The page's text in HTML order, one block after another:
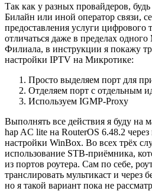
Так как у разных провайдеров,
Билайн или иной оператор связи,
предоставления услуги цифрового
отличаться даже в пределах
Филиала, в инструкции я покажу
настройки IPTV на Микротике:
Просто выделяем порт для
Отделяем порт с отдельным
Используем IGMP-Proxy
Выполнять все действия я буду на
hap AC lite на RouterOS 6.48.2
настройки WinBox. Во всех трёх
использование STB-приёмника,
из портов роутера. Сам по себе,
транслировать мультикаст и через
но я такой вариант пока не